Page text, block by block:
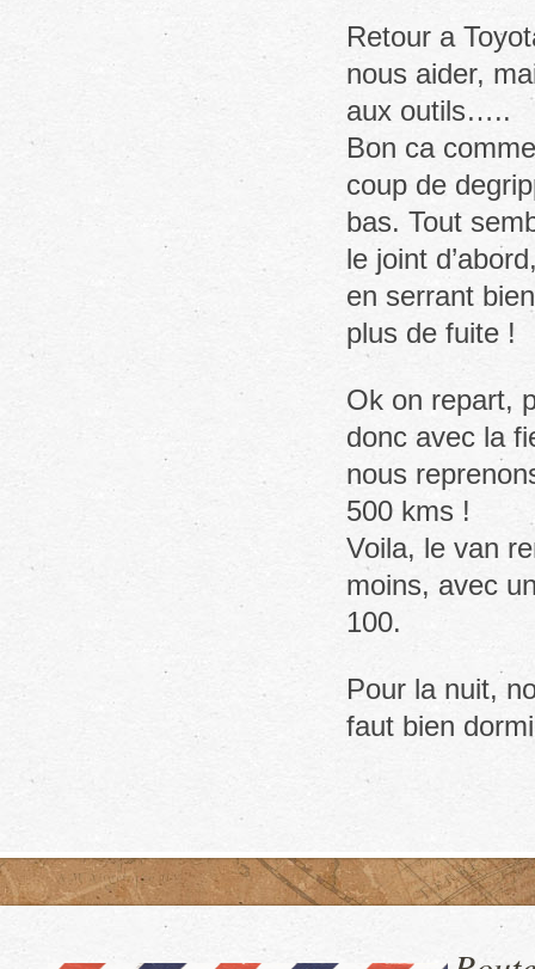
Retour a
nous aider,
aux outils…..
Bon ca
coup de
bas. Tout
le joint
en serrant
plus de fuite !
Ok on repart,
donc avec la
nous
500 kms !
Voila, le van
moins, avec
100.
Pour la nuit,
faut bien